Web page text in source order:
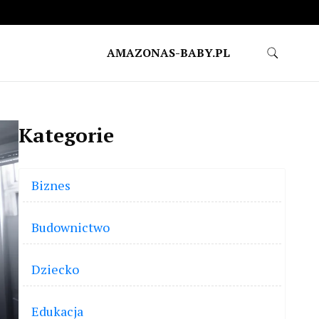
AMAZONAS-BABY.PL
Kategorie
Biznes
Budownictwo
Dziecko
Edukacja